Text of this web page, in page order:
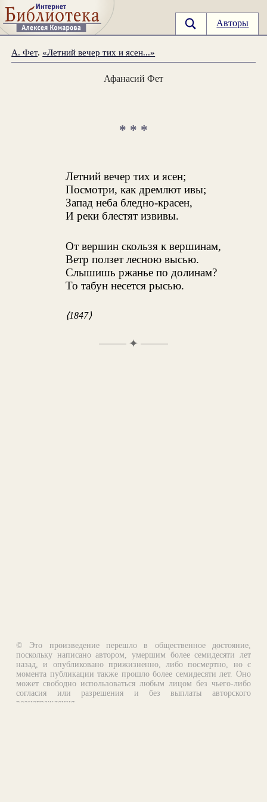
Авторы
А. Фет. «Летний вечер тих и ясен...»
Афанасий Фет
* * *
Летний вечер тих и ясен;
Посмотри, как дремлют ивы;
Запад неба бледно-красен,
И реки блестят извивы.
От вершин скользя к вершинам,
Ветр ползет лесною высью.
Слышишь ржанье по долинам?
То табун несется рысью.
⟨1847⟩
✦
© Это произведение перешло в общественное достояние,
поскольку написано автором, умершим более семидесяти лет
назад, и опубликовано прижизненно, либо посмертно, но с
момента публикации также прошло более семидесяти лет. Оно
может свободно использоваться любым лицом без чьего-либо
согласия или разрешения и без выплаты авторского
вознаграждения.